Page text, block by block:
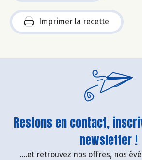
Imprimer la recette
Restons en contact,
newsletter !
....et retrouvez nos offres, nos